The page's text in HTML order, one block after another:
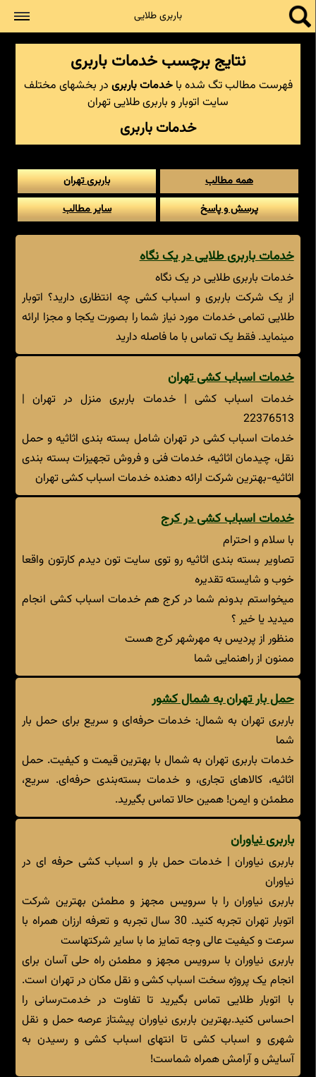
باربری طلایی
نتایج برچسب خدمات باربری
فهرست مطالب تگ شده باخدمات باربری در بخشهای مختلف
سایت اتوبار و باربری طلایی تهران
خدمات باربری
همه مطالب
باربری تهران
پرسش و پاسخ
سایر مطالب
خدمات باربری طلایی در یک نگاه
خدمات باربری طلایی در یک نگاه
از یک شرکت باربری و اسباب کشی چه انتظاری دارید؟ اتوبار
طلایی تمامی خدمات مورد نیاز شما را بصورت یکجا و مجزا ارائه
مینماید. فقط یک تماس با ما فاصله دارید
خدمات اسباب کشی تهران
خدمات اسباب کشی | خدمات باربری منزل در تهران |
22376513
خدمات اسباب کشی در تهران شامل بسته بندی اثاثیه و حمل
نقل، چیدمان اثاثیه، خدمات فنی و فروش تجهیزات بسته بندی
اثاثیه-بهترین شرکت ارائه دهنده خدمات اسباب کشی تهران
خدمات اسباب کشی در کرج
با سلام و احترام
تصاویر بسته بندی اثاثیه رو توی سایت تون دیدم کارتون واقعا
خوب و شایسته تقدیره
میخواستم بدونم شما در کرج هم خدمات اسباب کشی انجام
میدید یا خیر ؟
منظور از پردیس به مهرشهر کرج هست
ممنون از راهنمایی شما
حمل بار تهران به شمال کشور
باربری تهران به شمال: خدمات حرفه‌ای و سریع برای حمل بار
شما
خدمات باربری تهران به شمال با بهترین قیمت و کیفیت. حمل
اثاثیه، کالاهای تجاری، و خدمات بسته‌بندی حرفه‌ای. سریع،
مطمئن و ایمن! همین حالا تماس بگیرید.
باربری نیاوران
باربری نیاوران | خدمات حمل بار و اسباب کشی حرفه ای در
نیاوران
باربری نیاوران را با سرویس مجهز و مطمئن بهترین شرکت
اتوبار تهران تجربه کنید. 30 سال تجربه و تعرفه ارزان همراه با
سرعت و کیفیت عالی وجه تمایز ما با سایر شرکتهاست
باربری نیاوران با سرویس مجهز و مطمئن راه حلی آسان برای
انجام یک پروژه سخت اسباب کشی و نقل مکان در تهران است.
با اتوبار طلایی تماس بگیرید تا تفاوت در خدمت‌رسانی را
احساس کنید.بهترین باربری نیاوران پیشتاز عرصه حمل و نقل
شهری و اسباب کشی تا انتهای اسباب کشی و رسیدن به
آسایش و آرامش همراه شماست!
جستجو